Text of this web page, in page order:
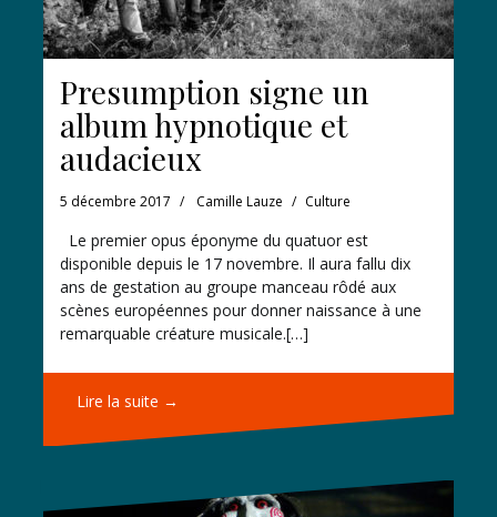
Presumption signe un
album hypnotique et
audacieux
5 décembre 2017 Camille Lauze Culture
Le premier opus éponyme du quatuor est
disponible depuis le 17 novembre. Il aura fallu dix
ans de gestation au groupe manceau rôdé aux
scènes européennes pour donner naissance à une
remarquable créature musicale.[…]
Lire la suite →